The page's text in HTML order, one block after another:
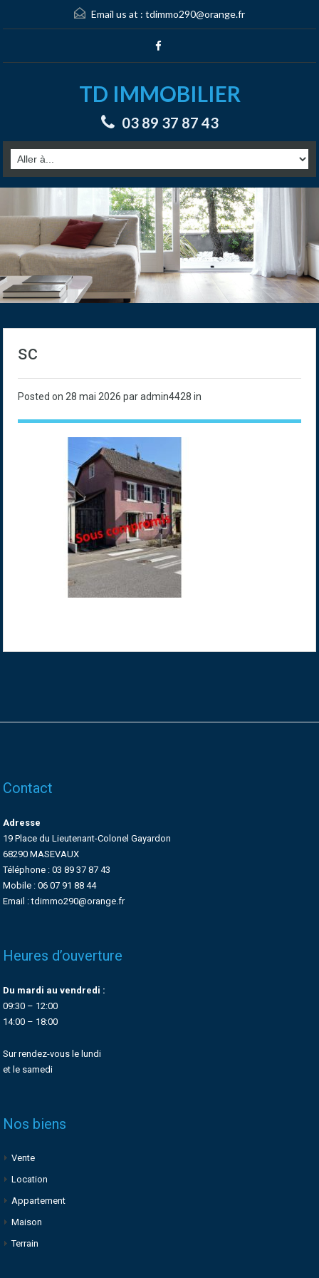
Email us at : tdimmo290@orange.fr
TD IMMOBILIER
03 89 37 87 43
sc
Posted on 28 mai 2026 par admin4428 in
Contact
Adresse
19 Place du Lieutenant-Colonel Gayardon
68290 MASEVAUX
Téléphone : 03 89 37 87 43
Mobile : 06 07 91 88 44
Email : tdimmo290@orange.fr
Heures d’ouverture
Du mardi au vendredi :
09:30 – 12:00
14:00 – 18:00
Sur rendez-vous le lundi
et le samedi
Nos biens
Vente
Location
Appartement
Maison
Terrain